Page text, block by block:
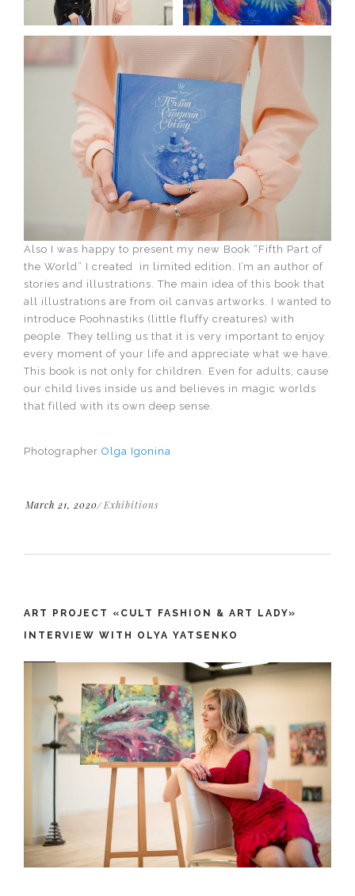
Also I was happy to present my new Book “Fifth Part of
the World” I created in limited edition. I’m an author of
stories and illustrations. The main idea of this book that
all illustrations are from oil canvas artworks. I wanted to
introduce Poohnastiks (little fluffy creatures) with
people. They telling us that it is very important to enjoy
every moment of your life and appreciate what we have.
This book is not only for children. Even for adults, cause
our child lives inside us and believes in magic worlds
that filled with its own deep sense.
Photographer Olga Igonina
March 21, 2020 Exhibitions
ART PROJECT «CULT FASHION & АRT LADY»
INTERVIEW WITH OLYA YATSENKO